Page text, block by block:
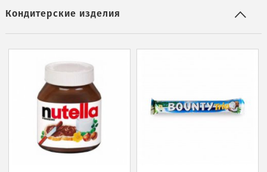
Кондитерские изделия